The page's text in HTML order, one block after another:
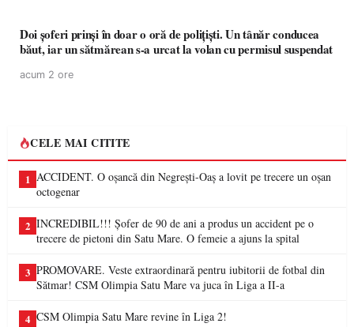
Doi șoferi prinși în doar o oră de polițiști. Un tânăr conducea
băut, iar un sătmărean s-a urcat la volan cu permisul suspendat
acum 2 ore
CELE MAI CITITE
1 ACCIDENT. O oșancă din Negrești-Oaș a lovit pe trecere un oșan
octogenar
2 INCREDIBIL!!! Șofer de 90 de ani a produs un accident pe o
trecere de pietoni din Satu Mare. O femeie a ajuns la spital
3 PROMOVARE. Veste extraordinară pentru iubitorii de fotbal din
Sătmar! CSM Olimpia Satu Mare va juca în Liga a II-a
4 CSM Olimpia Satu Mare revine în Liga 2!